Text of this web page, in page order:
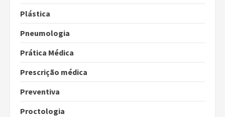
Plástica
Pneumologia
Prática Médica
Prescrição médica
Preventiva
Proctologia